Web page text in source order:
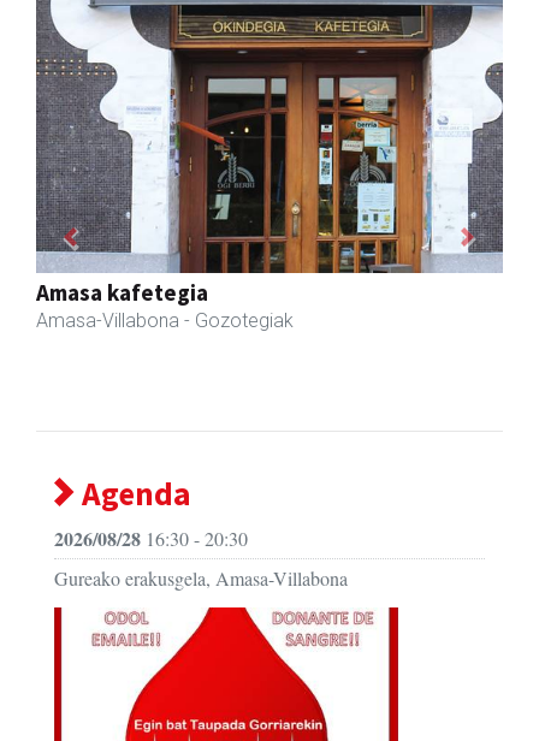
Amasa-Villabonako Udala
Amasa-Villabona - Udaletxeak
Previous Next
Agenda
2026/08/28 16:30 - 20:30
Gureako erakusgela, Amasa-Villabona